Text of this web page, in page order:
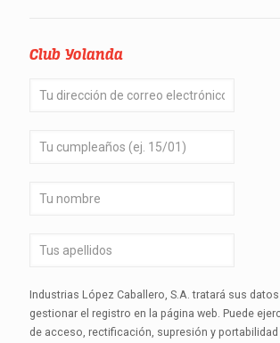
Club Yolanda
Industrias López Caballero, S.A. tratará sus
gestionar el registro en la página web. Puede
de acceso, rectificación, supresión y